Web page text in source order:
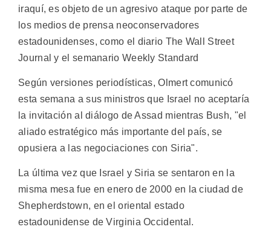
iraquí, es objeto de un agresivo ataque por parte de
los medios de prensa neoconservadores
estadounidenses, como el diario The Wall Street
Journal y el semanario Weekly Standard
Según versiones periodísticas, Olmert comunicó
esta semana a sus ministros que Israel no aceptaría
la invitación al diálogo de Assad mientras Bush, "el
aliado estratégico más importante del país, se
opusiera a las negociaciones con Siria".
La última vez que Israel y Siria se sentaron en la
misma mesa fue en enero de 2000 en la ciudad de
Shepherdstown, en el oriental estado
estadounidense de Virginia Occidental.